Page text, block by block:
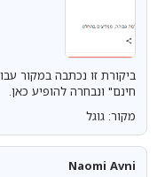
חינם" ונבחרה להופיע כאן.
מקור: גוגל
Naomi Avni